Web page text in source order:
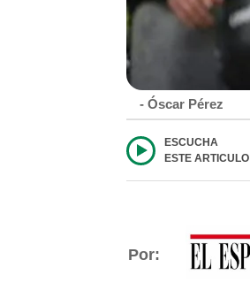
- Óscar Pérez
ESCUCHA
ESTE ARTICULO
Por: